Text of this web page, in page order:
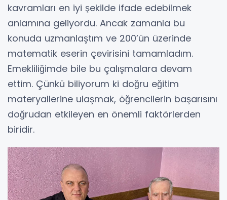
kavramları en iyi şekilde ifade edebilmek
anlamına geliyordu. Ancak zamanla bu
konuda uzmanlaştım ve 200’ün üzerinde
matematik eserin çevirisini tamamladım.
Emekliliğimde bile bu çalışmalara devam
ettim. Çünkü biliyorum ki doğru eğitim
materyallerine ulaşmak, öğrencilerin başarısını
doğrudan etkileyen en önemli faktörlerden
biridir.